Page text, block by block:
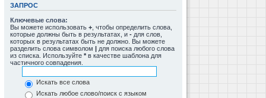
ЗАПРОС
Ключевые слова:
Вы можете использовать + , чтобы определить слова,
которые должны быть в результатах, и - для слов,
которых в результатах быть не должно. Вы можете
разделить слова символом | для поиска любого слова
из списка. Используйте * в качестве шаблона для
частичного совпадения.
Искать все слова
Искать любое слово/поиск с языком